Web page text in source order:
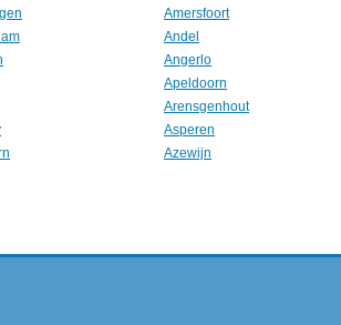
Amersfoort
Andel
Angerlo
Apeldoorn
Arensgenhout
Asperen
Azewijn